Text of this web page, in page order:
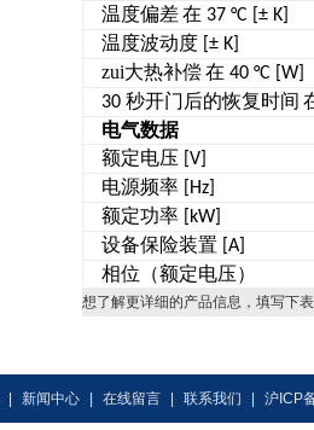
温度偏差在 37 °C [± K]
温度波动度[± K]
zui大热补偿在 40 °C [W]
30 秒开门后的恢复时间
电气数据
额定电压[V]
电源频率[Hz]
额定功率[kW]
设备保险装置 [A]
相位（额定电压）
想了解更详细的产品信息，填写下
新闻中心 在线留言 联系我们 沪ICP